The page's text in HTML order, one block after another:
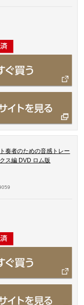
奏者のための音感トレー
ス編 DVD ロム版